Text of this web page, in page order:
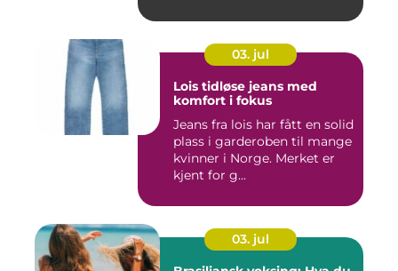
03. jul
Lois tidløse jeans med
komfort i fokus
Jeans fra lois har fått en solid
plass i garderoben til mange
kvinner i Norge. Merket er
kjent for g...
03. jul